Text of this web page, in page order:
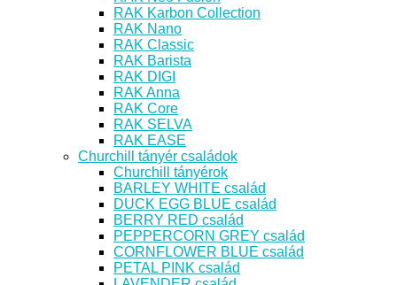
RAK Karbon Collection
RAK Nano
RAK Classic
RAK Barista
RAK DIGI
RAK Anna
RAK Core
RAK SELVA
RAK EASE
Churchill tányér családok
Churchill tányérok
BARLEY WHITE család
DUCK EGG BLUE család
BERRY RED család
PEPPERCORN GREY család
CORNFLOWER BLUE család
PETAL PINK család